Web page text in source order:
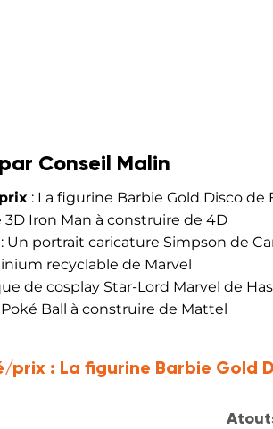
Conseil Malin
: La figurine Barbie Gold Disco de
3D Iron Man à construire de 4D
: Un portrait caricature Simpson de
recyclable de Marvel
de cosplay Star-Lord Marvel de
Ball à construire de Mattel
prix : La figurine Barbie Gold